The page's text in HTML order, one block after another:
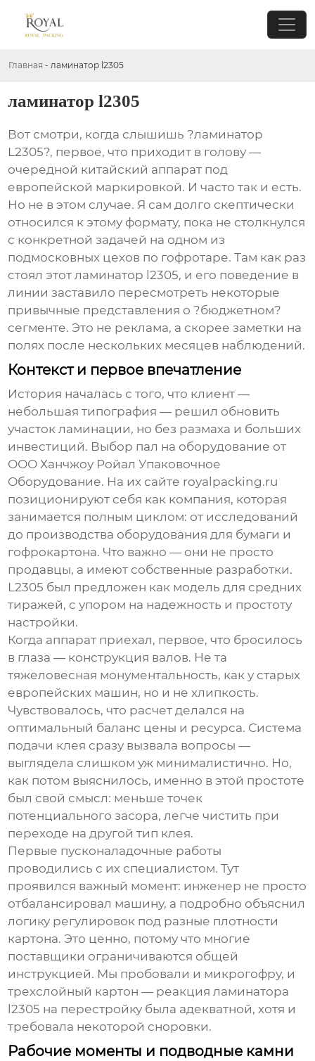
Главная - ламинатор l2305
ламинатор l2305
Вот смотри, когда слышишь ?ламинатор
L2305?, первое, что приходит в голову —
очередной китайский аппарат под
европейской маркировкой. И часто так и есть.
Но не в этом случае. Я сам долго скептически
относился к этому формату, пока не столкнулся
с конкретной задачей на одном из
подмосковных цехов по гофротаре. Там как раз
стоял этотламинатор l2305, и его поведение в
линии заставило пересмотреть некоторые
привычные представления о ?бюджетном?
сегменте. Это не реклама, а скорее заметки на
полях после нескольких месяцев наблюдений.
Контекст и первое впечатление
История началась с того, что клиент —
небольшая типография — решил обновить
участок ламинации, но без размаха и больших
инвестиций. Выбор пал на оборудование от
ООО Ханчжоу Ройал Упаковочное
Оборудование. На их сайте royalpacking.ru
позиционируют себя как компания, которая
занимается полным циклом: от исследований
до производства оборудования для бумаги и
гофрокартона. Что важно — они не просто
продавцы, а имеют собственные разработки.
L2305 был предложен как модель для средних
тиражей, с упором на надежность и простоту
настройки.
Когда аппарат приехал, первое, что бросилось
в глаза — конструкция валов. Не та
тяжеловесная монументальность, как у старых
европейских машин, но и не хлипкость.
Чувствовалось, что расчет делался на
оптимальный баланс цены и ресурса. Система
подачи клея сразу вызвала вопросы —
выглядела слишком уж минималистично. Но,
как потом выяснилось, именно в этой простоте
был свой смысл: меньше точек
потенциального засора, легче чистить при
переходе на другой тип клея.
Первые пусконаладочные работы
проводились с их специалистом. Тут
проявился важный момент: инженер не просто
отбалансировал машину, а подробно объяснил
логику регулировок под разные плотности
картона. Это ценно, потому что многие
поставщики ограничиваются общей
инструкцией. Мы пробовали и микрогофру, и
трехслойный картон — реакцияламинатора
l2305 на перестройку была адекватной, хотя и
требовала некоторой сноровки.
Рабочие моменты и подводные камни